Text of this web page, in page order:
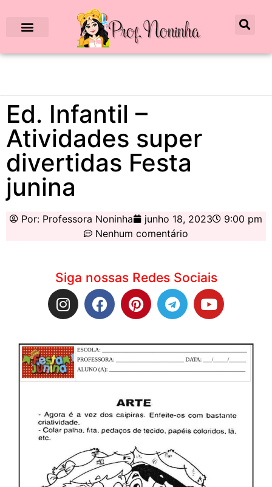
Ed. Infantil –
Atividades super
divertidas Festa
junina
Por: Professora Noninha junho 18, 2023
9:00 pm
Nenhum comentário
Siga nossas Redes Sociais